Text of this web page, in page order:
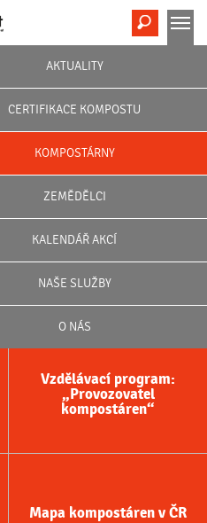
Hledat
AKTUALITY
CERTIFIKACE KOMPOSTU
KOMPOSTÁRNY
ZEMĚDĚLCI
KALENDÁŘ AKCÍ
NAŠE SLUŽBY
O NÁS
Poradenství pro
Laboratorní ověření kvality
kompostu
Vzdělávací program:
„Provozovatel
kompostáren“
Mapa kompostáren v ČR